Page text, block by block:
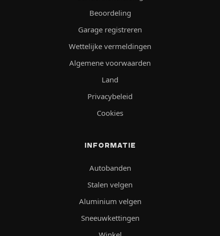
Beoordeling
Garage registreren
Wettelijke vermeldingen
Algemene voorwaarden
Land
Privacybeleid
Cookies
INFORMATIE
Autobanden
Stalen velgen
Aluminium velgen
Sneeuwkettingen